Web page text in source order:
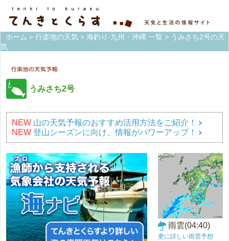
ホーム > 行楽地の天気 > 海釣り-九州・沖縄 一覧 > うみさち2号の天
気
うみさち2号
NEW 山の天気予報のおすすめ活用方法をご紹介！
NEW 登山シーズンに向け、情報がパワーアップ！
雨雲(04:40)
更に詳しい雨雲予想